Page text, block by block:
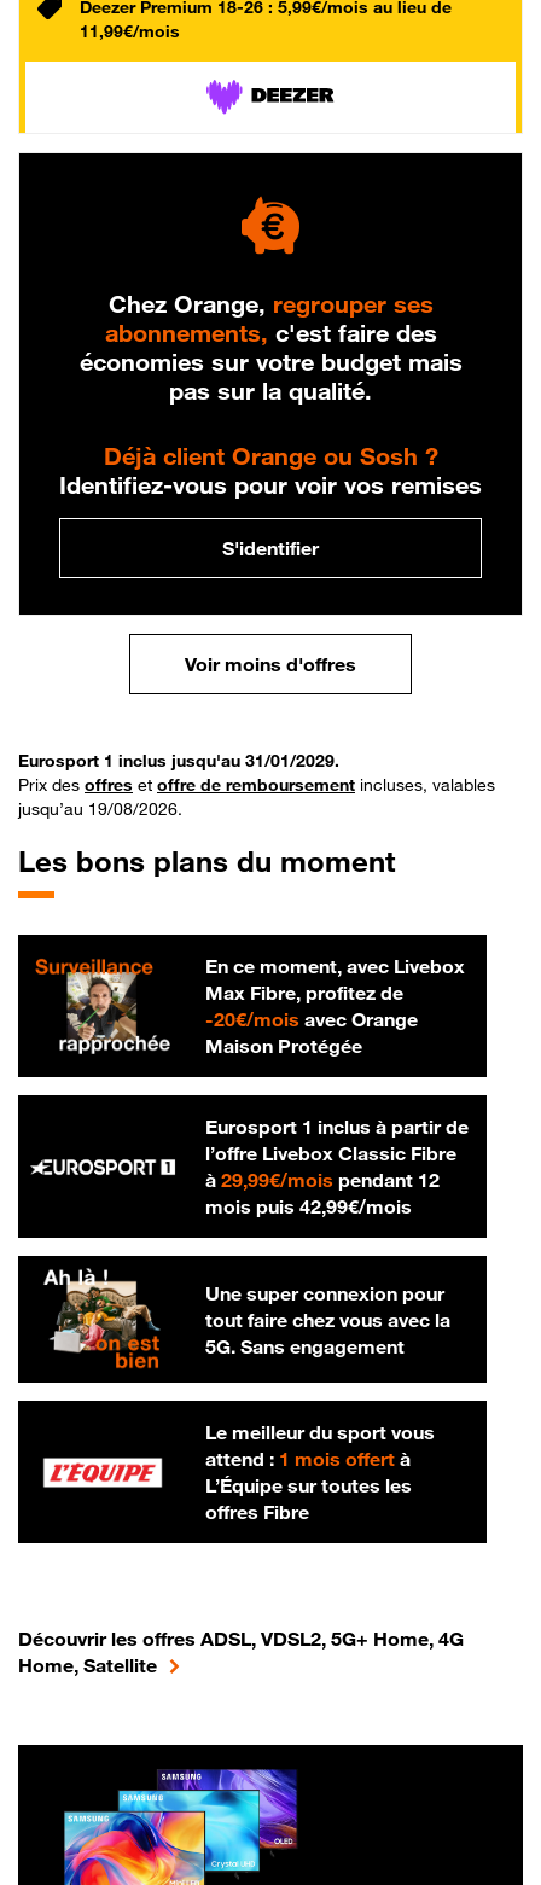
Deezer Premium 18-26 : 5,99€/mois au lieu de
11,99€/mois
Chez Orange, regrouper ses
abonnements, c'est faire des
économies sur votre budget mais
pas sur la qualité.
Déjà client Orange ou Sosh ?
Identifiez-vous pour voir vos remises
S'identifier
Voir moins d'offres
Eurosport 1 inclus jusqu'au 31/01/2029.
Prix des offres et offre de remboursement incluses, valables
jusqu’au 19/08/2026.
Les bons plans du moment
En ce moment, avec Livebox
Max Fibre, profitez de
-20€/mois20 € par mois
avec Orange
Maison Protégée
Eurosport 1 inclus à partir de
l’offre Livebox Classic Fibre
à 29,99€/mois29,99 € par mois
pendant 12
mois puis 42,99€/mois42,99 € par
Une super connexion pour
tout faire chez vous avec la
5G. Sans engagement
Le meilleur du sport vous
attend : 1 mois offertà
L’Équipe sur toutes les
offres Fibre
Découvrir les offres ADSL, VDSL2, 5G+ Home, 4G
Home, Satellite